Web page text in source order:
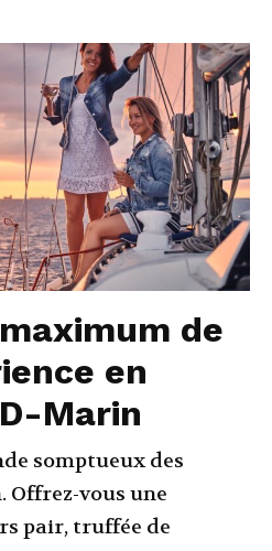
de
en
Marin
somptueux des
Offrez-vous une
pair, truffée de